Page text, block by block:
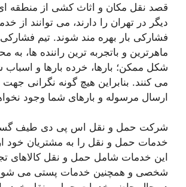
قصد نقل مکان و اثاث کشی از منطقه
دیگر در تهران را دارند، می توانند از
فشارکی بار بهره مند شوند. تیم فشارکی
ماهرترین و باتجربه ترین راننده ها، به
شکل ممکن؛ بارها، خرده بارها و اسباب
می کنند. بنابراین هیچ گونه نگرانی
ارسال مرسوله و بارهای شما وجود
شرکت حمل و نقل اس پی دی طیف
خدمات حمل و نقل را به مشتریان خود
این خدمات شامل حمل و نقل کالاهای
شخصی و همچنین خدمات پستی می